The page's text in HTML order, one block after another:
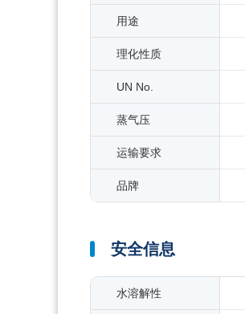
用途
理化性质
UN No.
蒸气压
运输要求
品牌
安全信息
水溶解性